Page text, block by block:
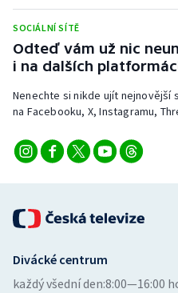
SOCIÁLNÍ SÍTĚ
Odteď vám už nic
i na dalších
Nenechte si nikde ujít nejnovější
na Facebooku, X, Instagramu,
Divácké centrum
každý všední den:8:00—16:00